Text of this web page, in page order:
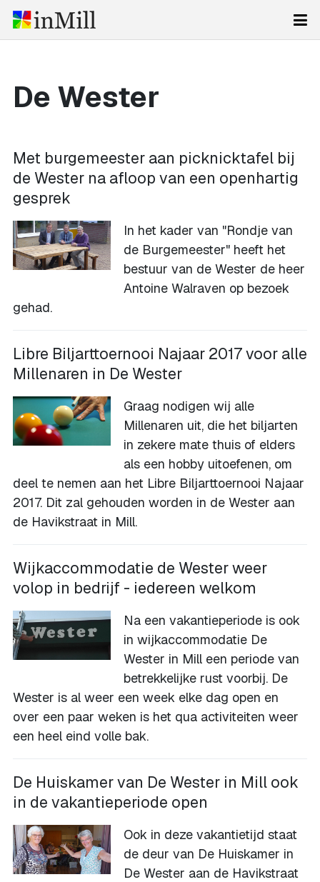
De Wester
Met burgemeester aan picknicktafel bij
de Wester na afloop van een openhartig
gesprek
In het kader van "Rondje van
de Burgemeester" heeft het
bestuur van de Wester de heer
Antoine Walraven op bezoek
gehad.
Libre Biljarttoernooi Najaar 2017 voor alle
Millenaren in De Wester
Graag nodigen wij alle
Millenaren uit, die het biljarten
in zekere mate thuis of elders
als een hobby uitoefenen, om
deel te nemen aan het Libre Biljarttoernooi Najaar
2017. Dit zal gehouden worden in de Wester aan
de Havikstraat in Mill.
Wijkaccommodatie de Wester weer
volop in bedrijf - iedereen welkom
Na een vakantieperiode is ook
in wijkaccommodatie De
Wester in Mill een periode van
betrekkelijke rust voorbij. De
Wester is al weer een week elke dag open en
over een paar weken is het qua activiteiten weer
een heel eind volle bak.
De Huiskamer van De Wester in Mill ook
in de vakantieperiode open
Ook in deze vakantietijd staat
de deur van De Huiskamer in
De Wester aan de Havikstraat